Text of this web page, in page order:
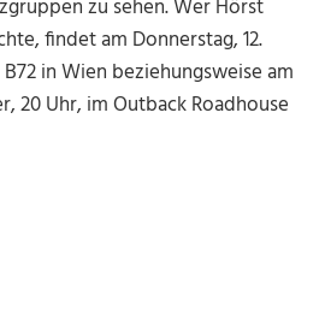
zu sehen. Wer Hörst
findet am Donnerstag, 12.
in Wien beziehungsweise am
20 Uhr, im Outback Roadhouse